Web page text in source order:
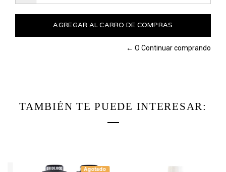
← O Continuar comprando
TAMBIÉN TE PUEDE INTERESAR:
Agotado